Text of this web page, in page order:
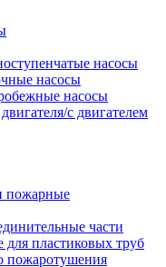
насосы
насосы
насосы
с двигателем
пожарные
части
пластиковых труб
пожаротушения